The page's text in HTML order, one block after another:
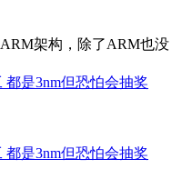
架构，除了ARM也没
都是3nm但恐怕会抽奖
都是3nm但恐怕会抽奖